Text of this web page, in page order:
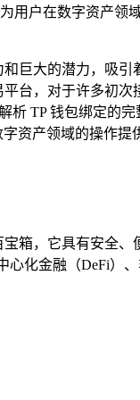
用户在数字资产领
巨大的潜力，吸
台，对于许多初
析 TP 钱包绑定的
资产领域的操作
箱，它具有安全
化金融（DeFi）